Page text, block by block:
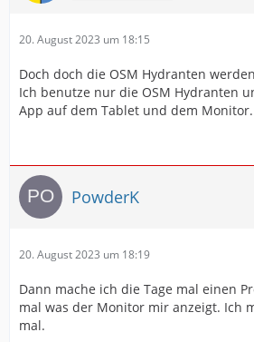
20. August 2023 um 18:15
Doch doch die OSM Hydranten
Ich benutze nur die OSM Hydranten
App auf dem Tablet und dem Monitor.
PowderK
20. August 2023 um 18:19
Dann mache ich die Tage mal einen
mal was der Monitor mir anzeigt. Ich
mal.